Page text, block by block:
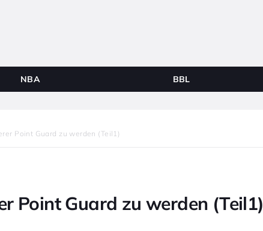
NBA BBL
Point Guard zu werden (Teil1)
Point Guard zu werden (Teil1)